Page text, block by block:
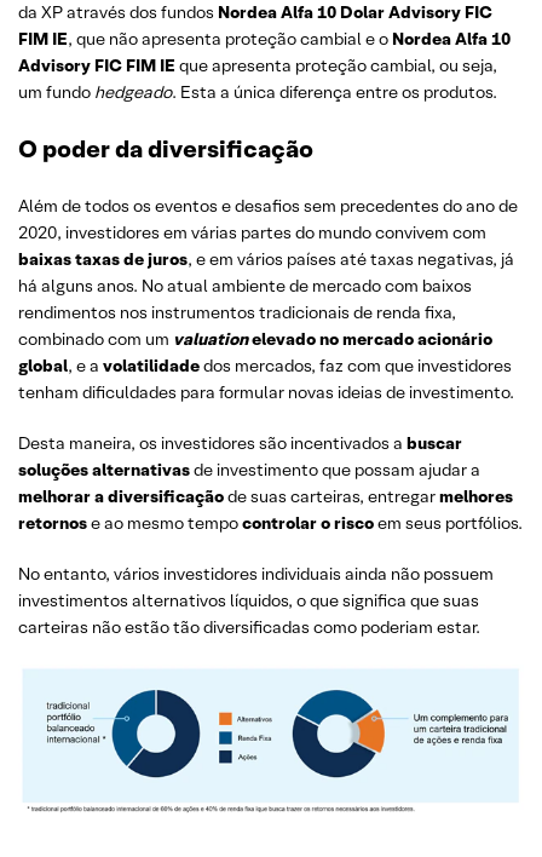
da XP através dos fundos Nordea Alfa 10 Dolar Advisory FIC
FIM IE, que não apresenta proteção cambial e o Nordea Alfa 10
Advisory FIC FIM IE que apresenta proteção cambial, ou seja,
um fundo hedgeado. Esta a única diferença entre os produtos.
O poder da diversificação
Além de todos os eventos e desafios sem precedentes do ano de
2020, investidores em várias partes do mundo convivem com
baixas taxas de juros, e em vários países até taxas negativas, já
há alguns anos. No atual ambiente de mercado com baixos
rendimentos nos instrumentos tradicionais de renda fixa,
combinado com um valuationelevado no mercado acionário
global, e a volatilidadedos mercados, faz com que investidores
tenham dificuldades para formular novas ideias de investimento.
Desta maneira, os investidores são incentivados a buscar
soluções alternativasde investimento que possam ajudar a
melhorar a diversificaçãode suas carteiras, entregarmelhores
retornose ao mesmo tempocontrolar o riscoem seus portfólios.
No entanto, vários investidores individuais ainda não possuem
investimentos alternativos líquidos, o que significa que suas
carteiras não estão tão diversificadas como poderiam estar.